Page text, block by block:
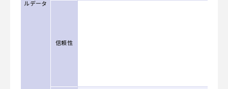
ルデータ
信頼性